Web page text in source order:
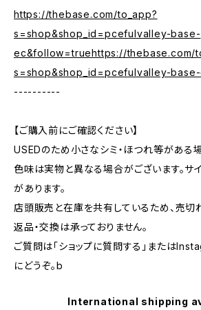
https://thebase.com/to_app?
s=shop&shop_id=pcefulvalley-base-
ec&follow=truehttps://thebase.com/
s=shop&shop_id=pcefulvalley-
----------
【ご購入前にご確認ください】
USEDのため小さなシミ・ほつれ等がある
色味は実物と異なる場合がございます。サ
があります。
店頭販売と在庫を共有しているため、売切
返品・交換は承っておりません。
ご質問は「ショップに質問する」または
にどうぞ。b
International shipping